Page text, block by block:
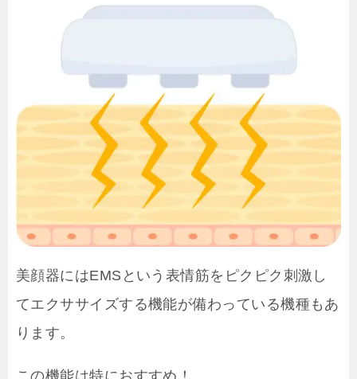
美顔器にはEMSという表情筋をピクピク刺激し
てエクササイズする機能が備わっている機種もあ
ります。
この機能は特におすすめ！